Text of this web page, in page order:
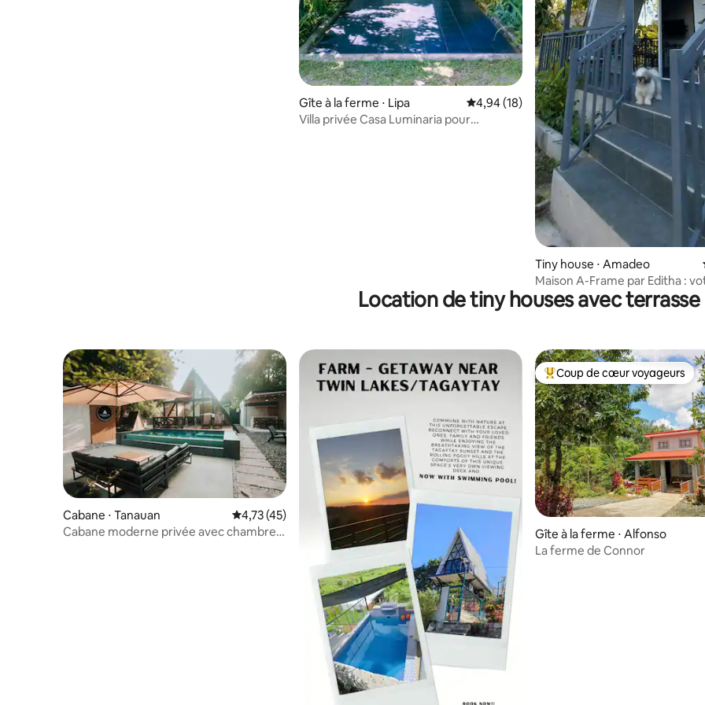
Gîte à la ferme ⋅ Lipa Évaluation moyenne sur la base de 18
4,94 (18)
Villa privée Casa Luminaria pour
Tiny house ⋅ Amadeo
Maison A-Frame par Editha :
maison loin de chez vous
Location de tiny houses avec terrasse
Cabane ⋅ Tanauan Évaluation moyenne sur la base de 45 commentaires : 4,73 sur 5
4,73 (45)
Cabane moderne privée avec chambre
Coups de cœur voyageurs les
Coup de cœur voyageurs
Gîte à la ferme ⋅ Alfonso
La ferme de Connor